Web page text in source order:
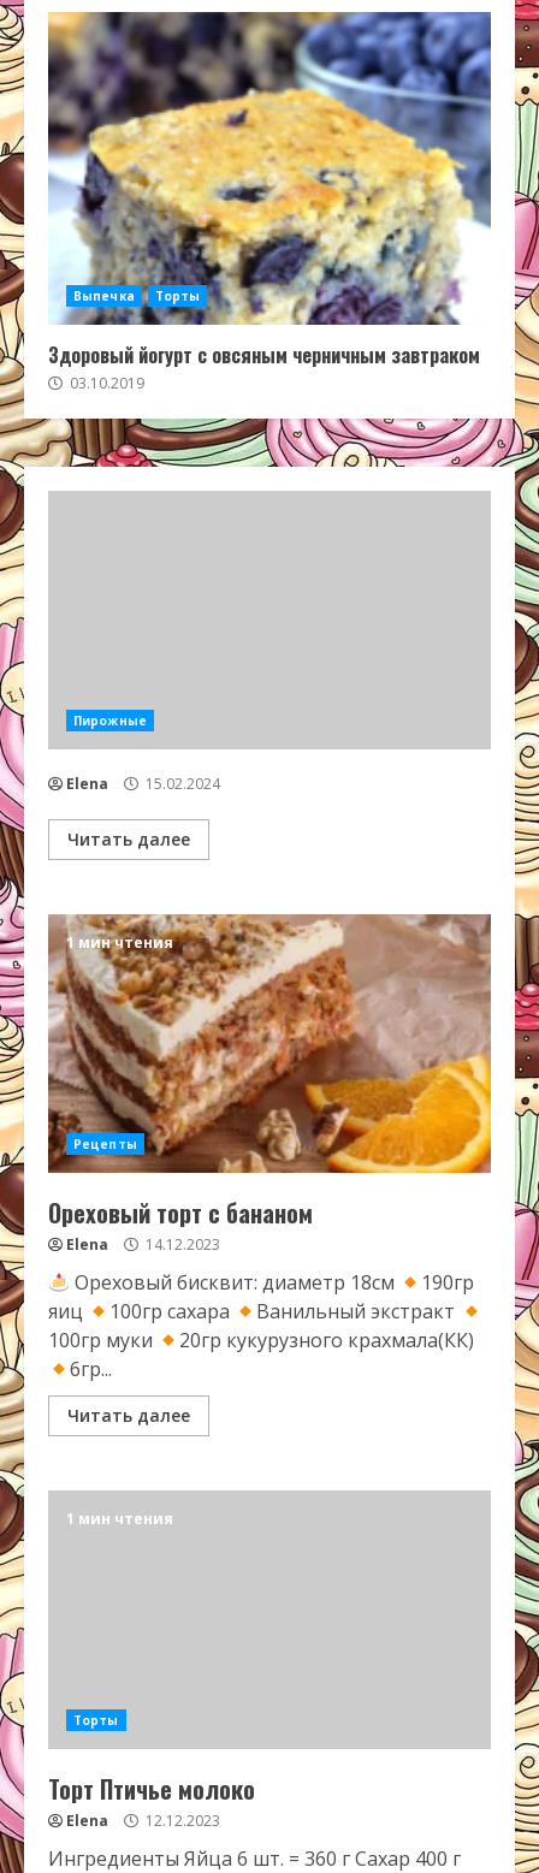
Выпечка Торты
Здоровый йогурт с овсяным черничным завтраком
03.10.2019
Пирожные
Elena 15.02.2024
Читать далее
1 мин чтения
Рецепты
Ореховый торт с бананом
Elena 14.12.2023
Ореховый бисквит: диаметр 18см
190гр
яиц
100гр сахара
Ванильный экстракт
100гр муки
20гр кукурузного крахмала(КК)
6гр...
Читать далее
1 мин чтения
Торты
Торт Птичье молоко
Elena 12.12.2023
Ингредиенты Яйца 6 шт. = 360 г Сахар 400 г